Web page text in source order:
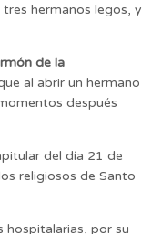
hermanos legos, y
de la
al abrir un hermano
después
del día 21 de
religiosos de Santo
hospitalarias, por su